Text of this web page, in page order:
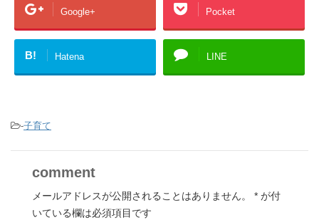
Google+ Pocket
B! Hatena LINE
-子育て
comment
メールアドレスが公開されることはありません。 * が付
いている欄は必須項目です